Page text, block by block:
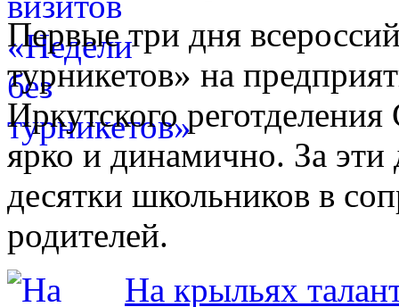
Первые три дня
турникетов» на
Иркутского
ярко и динамично. За
десятки школьников в
родителей.
На крыльях